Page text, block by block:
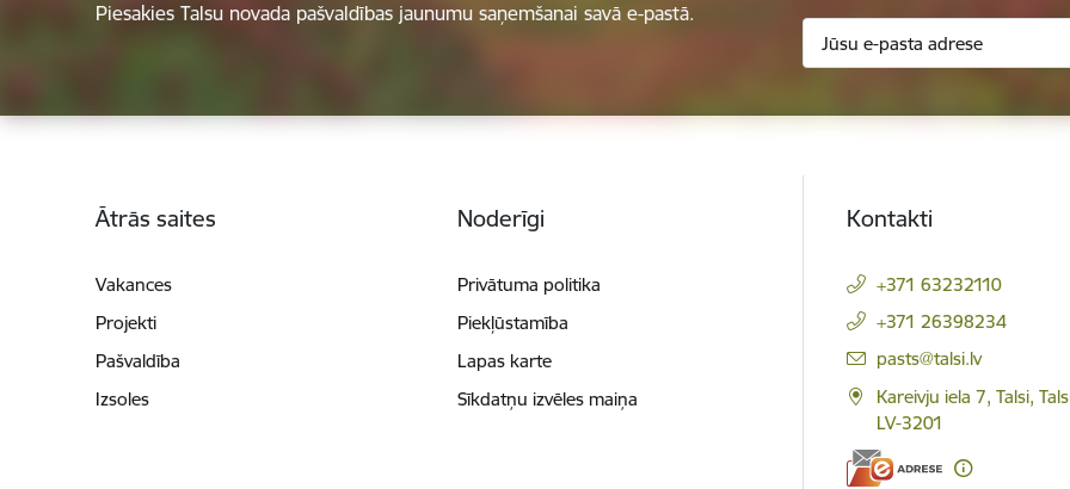
Piesakies Talsu novada pašvaldības jaunumu saņemšanai savā e-pastā.
Ātrās saites
Vakances
Projekti
Pašvaldība
Izsoles
Noderīgi
Privātuma politika
Piekļūstamība
Lapas karte
Sīkdatņu izvēles maiņa
Kontakti
+371 63232110
+371 26398234
E-pasts:
pasts@talsi.lv
Kareivju iela 7, Talsi,
LV-3201